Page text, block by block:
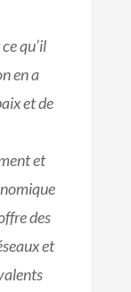
qu’il
en a
et de
et
des
et